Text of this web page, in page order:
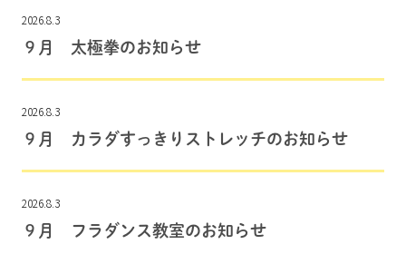
2026.8.3
９月 太極拳のお知らせ
2026.8.3
９月 カラダすっきりストレッチのお知らせ
2026.8.3
９月 フラダンス教室のお知らせ